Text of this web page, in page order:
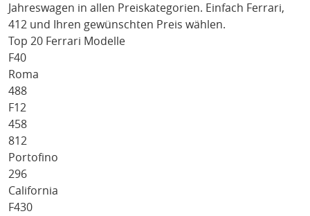
Jahreswagen in allen Preiskategorien. Einfach Ferrari,
412 und Ihren gewünschten Preis wählen.
Top 20 Ferrari Modelle
F40
Roma
488
F12
458
812
Portofino
296
California
F430